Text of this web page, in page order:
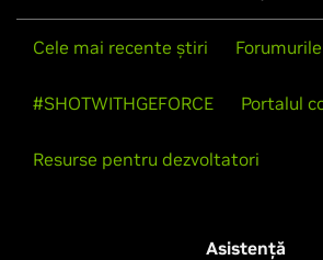
Cele mai recente știri
#SHOTWITHGEFORCE Portalul
Resurse pentru dezvoltatori
Asistență